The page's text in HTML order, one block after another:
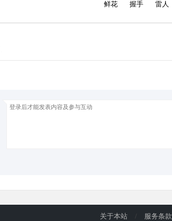
鲜花 握手 雷人
关于本站 / 服务条款